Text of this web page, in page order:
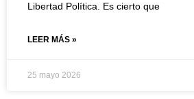
Libertad Política. Es cierto que
LEER MÁS »
25 mayo 2026